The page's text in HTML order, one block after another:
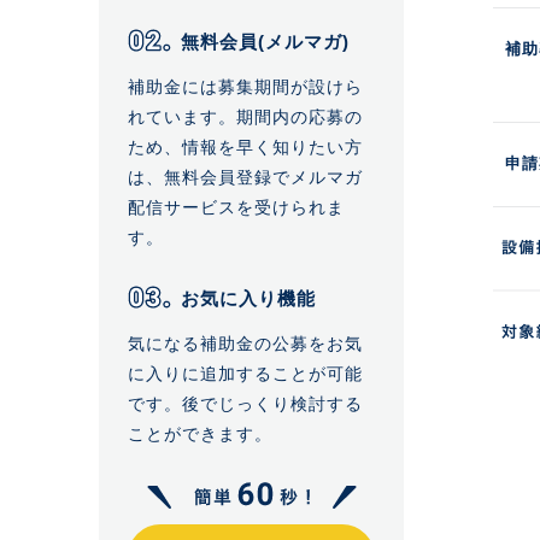
補
申
無料会員(メルマガ)
補助金には募集期間が設けら
れています。期間内の応募の
ため、情報を早く知りたい方
は、無料会員登録でメルマガ
配信サービスを受けられま
す。
お気に入り機能
気になる補助金の公募をお気
に入りに追加することが可能
です。後でじっくり検討する
ことができます。